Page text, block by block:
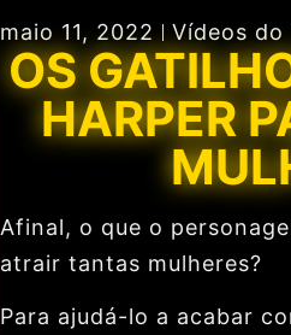
maio 11, 2022 Vídeos do
OS
HARPER
Afinal, o que o
atrair tantas mulheres?
Para ajudá-lo a acabar